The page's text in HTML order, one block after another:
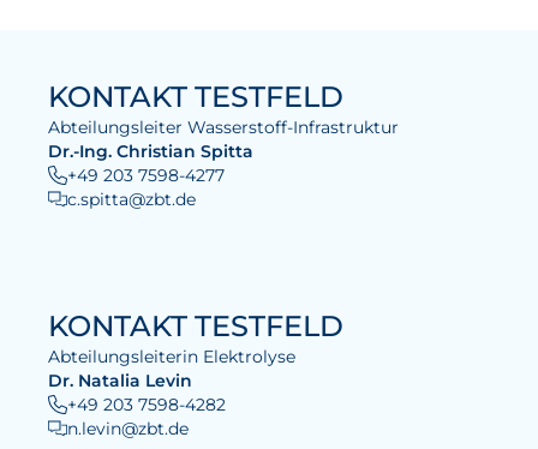
KONTAKT TESTFELD
Abteilungsleiter Wasserstoff-Infrastruktur
Dr.-Ing. Christian Spitta
+49 203 7598-4277
c.spitta@zbt.de
KONTAKT TESTFELD
Abteilungsleiterin Elektrolyse
Dr. Natalia Levin
+49 203 7598-4282
n.levin@zbt.de